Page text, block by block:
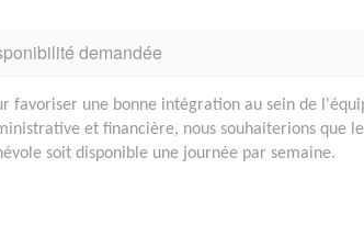
demandée
favoriser une bonne intégration au sein de
et financière, nous souhaiterions que le
soit disponible une journée par semaine.